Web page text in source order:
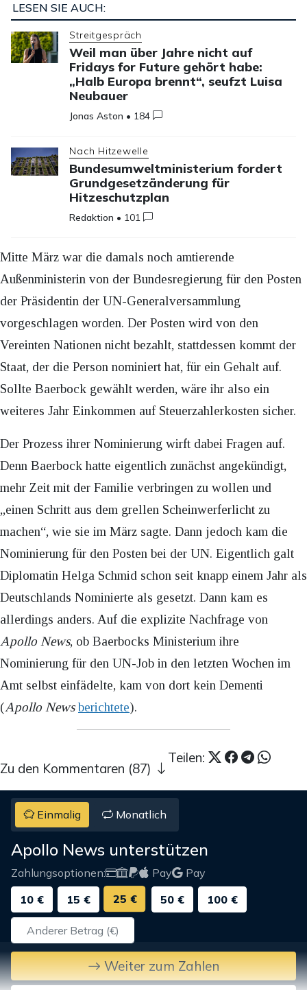
LESEN SIE AUCH:
Streitgespräch
Weil man über Jahre nicht auf
Fridays for Future gehört habe:
„Halb Europa brennt“, seufzt Luisa
Neubauer
Jonas Aston • 184
Nach Hitzewelle
Bundesumweltministerium fordert
Grundgesetzänderung für
Hitzeschutzplan
Redaktion • 101
Mitte März war die damals noch amtierende
Außenministerin von der Bundesregierung für den Posten
der Präsidentin der UN-Generalversammlung
vorgeschlagen worden. Der Posten wird von den
Vereinten Nationen nicht bezahlt, stattdessen kommt der
Staat, der die Person nominiert hat, für ein Gehalt auf.
Sollte Baerbock gewählt werden, wäre ihr also ein
weiteres Jahr Einkommen auf Steuerzahlerkosten sicher.
Der Prozess ihrer Nominierung wirft dabei Fragen auf.
Denn Baerbock hatte eigentlich zunächst angekündigt,
mehr Zeit mit der Familie verbringen zu wollen und
„einen Schritt aus dem grellen Scheinwerferlicht zu
machen“, wie sie im März sagte. Dann jedoch kam die
Nominierung für den Posten bei der UN. Eigentlich galt
Diplomatin Helga Schmid schon seit knapp einem Jahr als
Deutschlands Nominierte als gesetzt. Dann kam es
allerdings anders. Auf die explizite Nachfrage von
Apollo News, ob Baerbocks Ministerium ihre
Nominierung für den UN-Job in den letzten Wochen im
Amt selbst einfädelte, kam von dort kein Dementi
(Apollo News berichtete).
Teilen:
Zu den Kommentaren (87)
Einmalig Monatlich
Apollo News unterstützen
Zahlungsoptionen: Pay
Pay
10 €
15 € 25 € 50 € 100 €
Weiter zum Zahlen